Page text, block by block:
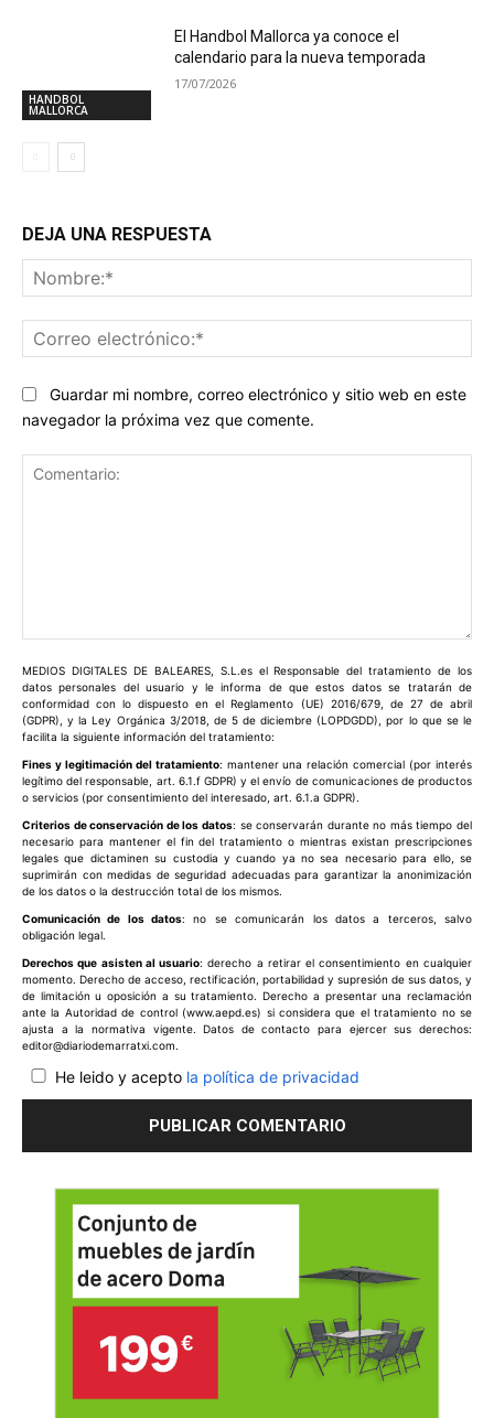
HANDBOL
MALLORCA
El Handbol Mallorca ya conoce el
calendario para la nueva temporada
17/07/2026
DEJA UNA RESPUESTA
Guardar mi nombre, correo electrónico y sitio web en este
navegador la próxima vez que comente.
MEDIOS DIGITALES DE BALEARES, S.L.es el Responsable del tratamiento de los
datos personales del usuario y le informa de que estos datos se tratarán de
conformidad con lo dispuesto en el Reglamento (UE) 2016/679, de 27 de abril
(GDPR), y la Ley Orgánica 3/2018, de 5 de diciembre (LOPDGDD), por lo que se le
facilita la siguiente información del tratamiento:
Fines y legitimación del tratamiento: mantener una relación comercial (por interés
legítimo del responsable, art. 6.1.f GDPR) y el envío de comunicaciones de productos
o servicios (por consentimiento del interesado, art. 6.1.a GDPR).
Criterios de conservación de los datos: se conservarán durante no más tiempo del
necesario para mantener el fin del tratamiento o mientras existan prescripciones
legales que dictaminen su custodia y cuando ya no sea necesario para ello, se
suprimirán con medidas de seguridad adecuadas para garantizar la anonimización
de los datos o la destrucción total de los mismos.
Comunicación de los datos: no se comunicarán los datos a terceros, salvo
obligación legal.
Derechos que asisten al usuario: derecho a retirar el consentimiento en cualquier
momento. Derecho de acceso, rectificación, portabilidad y supresión de sus datos, y
de limitación u oposición a su tratamiento. Derecho a presentar una reclamación
ante la Autoridad de control (www.aepd.es) si considera que el tratamiento no se
ajusta a la normativa vigente. Datos de contacto para ejercer sus derechos:
editor@diariodemarratxi.com.
He leido y acepto la política de privacidad